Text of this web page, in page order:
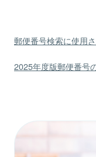
郵便番号検索に使用
2025年度版郵便番号